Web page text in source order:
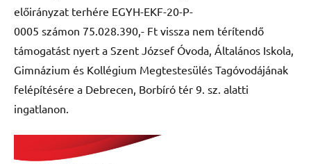
előirányzat terhére EGYH-EKF-20-P-
0005 számon 75.028.390,- Ft vissza nem térítendő
támogatást nyert a Szent József Óvoda, Általános Iskola,
Gimnázium és Kollégium Megtestesülés Tagóvodájának
felépítésére a Debrecen, Borbíró tér 9. sz. alatti
ingatlanon.